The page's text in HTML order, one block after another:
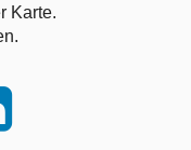
Karte.